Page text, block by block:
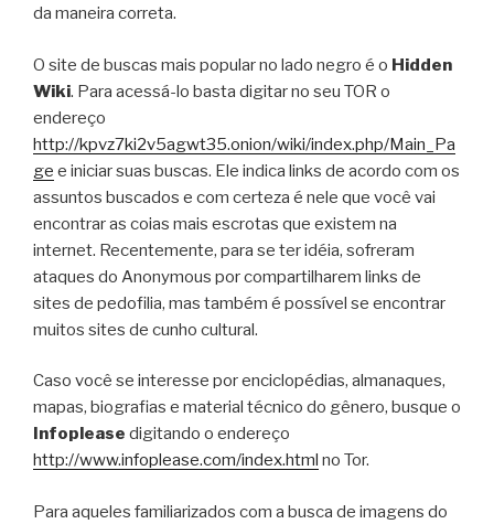
da maneira correta.
O site de buscas mais popular no lado negro é o Hidden
Wiki. Para acessá-lo basta digitar no seu TOR o
endereço
http://kpvz7ki2v5agwt35.onion/wiki/index.php/Main_Pa
ge e iniciar suas buscas. Ele indica links de acordo com os
assuntos buscados e com certeza é nele que você vai
encontrar as coias mais escrotas que existem na
internet. Recentemente, para se ter idéia, sofreram
ataques do Anonymous por compartilharem links de
sites de pedofilia, mas também é possível se encontrar
muitos sites de cunho cultural.
Caso você se interesse por enciclopédias, almanaques,
mapas, biografias e material técnico do gênero, busque o
Infoplease digitando o endereço
http://www.infoplease.com/index.html no Tor.
Para aqueles familiarizados com a busca de imagens do